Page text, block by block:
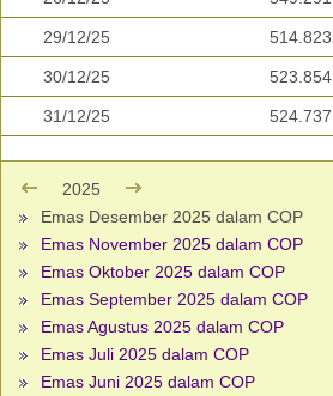
29/12/25 514.823
30/12/25 523.854
31/12/25 524.737
2025
Emas Desember 2025 dalam COP
Emas November 2025 dalam COP
Emas Oktober 2025 dalam COP
Emas September 2025 dalam COP
Emas Agustus 2025 dalam COP
Emas Juli 2025 dalam COP
Emas Juni 2025 dalam COP